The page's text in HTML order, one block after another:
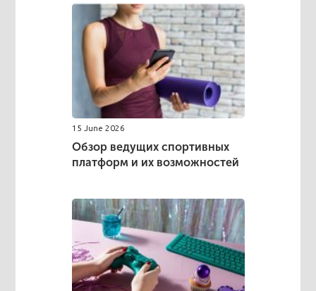
15 June 2026
Обзор ведущих спортивных
платформ и их возможностей